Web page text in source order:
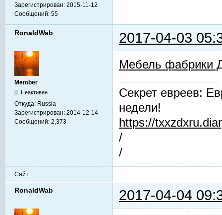
Зарегистрирован: 2015-11-12
Сообщений: 55
RonaldWab 2017-04-03
Member
Неактивен
Откуда: Russia
Зарегистрирован: 2014-12-14
Сообщений: 2,373
Мебель фабрики
Секрет евреев:
недели!
https://
/
/
Сайт
RonaldWab 2017-04-04